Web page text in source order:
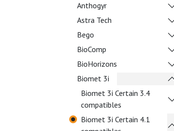
Anthogyr
Astra Tech
Bego
BioComp
BioHorizons
Biomet 3i
Biomet 3i Certain 3.4
compatibles
Biomet 3i Certain 4.1